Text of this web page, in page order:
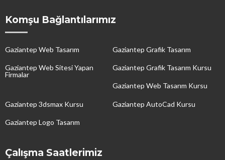
Komşu Bağlantılarımız
Gaziantep Web Tasarım Gaziantep Grafik Tasarım
Gaziantep Web Sitesi Yapan
Firmalar
Gaziantep Grafik Tasarım Kursu
Gaziantep Web Tasarım Kursu
Gaziantep 3dsmax Kursu Gaziantep AutoCad Kursu
Gaziantep Logo Tasarım
Çalışma Saatlerimiz